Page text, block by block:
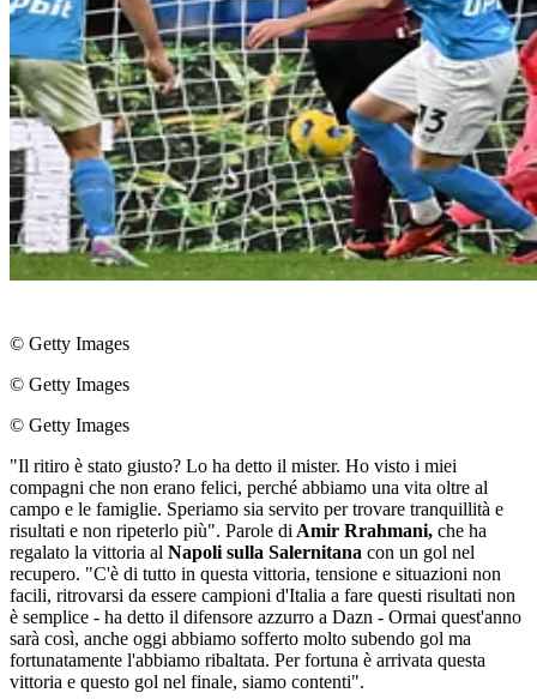
© Getty Images
© Getty Images
© Getty Images
"Il ritiro è stato giusto? Lo ha detto il mister. Ho visto i miei
compagni che non erano felici, perché abbiamo una vita oltre al
campo e le famiglie. Speriamo sia servito per trovare tranquillità e
risultati e non ripeterlo più". Parole di Amir Rrahmani, che ha
regalato la vittoria al Napoli sulla Salernitana con un gol nel
recupero. "C'è di tutto in questa vittoria, tensione e situazioni non
facili, ritrovarsi da essere campioni d'Italia a fare questi risultati non
è semplice - ha detto il difensore azzurro a Dazn - Ormai quest'anno
sarà così, anche oggi abbiamo sofferto molto subendo gol ma
fortunatamente l'abbiamo ribaltata. Per fortuna è arrivata questa
vittoria e questo gol nel finale, siamo contenti".